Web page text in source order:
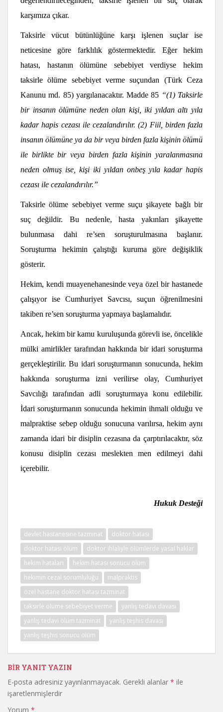
karşımıza çıkar.
Taksirle vücut bütünlüğüne karşı işlenen suçlar ise
neticesine göre farklılık göstermektedir. Eğer hekim
hatası, hastanın ölümüne sebebiyet verdiyse hekim
taksirle ölüme sebebiyet verme suçundan (Türk Ceza
Kanunu md. 85) yargılanacaktır. Madde 85 “(1) Taksirle
bir insanın ölümüne neden olan kişi, iki yıldan altı yıla
kadar hapis cezası ile cezalandırılır. (2) Fiil, birden fazla
insanın ölümüne ya da bir veya birden fazla kişinin ölümü
ile birlikte bir veya birden fazla kişinin yaralanmasına
neden olmuş ise, kişi iki yıldan onbeş yıla kadar hapis
cezası ile cezalandırılır.”
Taksirle ölüme sebebiyet verme suçu şikayete bağlı bir
suç değildir. Bu nedenle, hasta yakınları şikayette
bulunmasa dahi re’sen soruşturulmasına başlanır.
Soruşturma hekimin çalıştığı kuruma göre değişiklik
gösterir.
Hekim, kendi muayenehanesinde veya özel bir hastanede
çalışıyor ise Cumhuriyet Savcısı, suçun öğrenilmesini
takiben re’sen soruşturma yapmaya başlamalıdır.
Ancak, hekim bir kamu kuruluşunda görevli ise, öncelikle
mülki amirlikler tarafından hakkında bir idari soruşturma
gerçekleştirilir. Bu idari soruşturmanın sonucunda, hekim
hakkında soruşturma izni verilirse olay, Cumhuriyet
Savcılığı tarafından adli soruşturmaya konu edilebilir.
İdari soruşturmanın sonucunda hekimin ihmali olduğu ve
malpraktise sebep olduğu sonucuna varılırsa, hekim aynı
zamanda idari bir disiplin cezasına da çarptırılacaktır, söz
konusu disiplin cezası meslekten men edilmeyi dahi
içerebilir.
Hukuk Desteği
devlet hastanesine tazminat
doktor hatası
doktor hatası ölüm
doktor ihlaliyle ölümlerde yasal haklar
hekim hataları
hekim hatası sonucu ölüm
hekimin cezai sorumluluğu
malpraktis
özel hastane doktor hatası tazminat
taksirle ölüme sebebiyet verme
yanlış tedavi davası
yanlış tedavi ölüm tazminat
yanlış teşhis davası
yanlış teşhis sonucu ölüm
BIR YANIT YAZIN
E-posta adresiniz yayınlanmayacak. Gerekli alanlar * ile
işaretlenmişlerdir
Yorum *